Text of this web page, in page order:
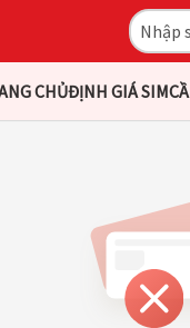
CHỦĐỊNH GIÁ SIM